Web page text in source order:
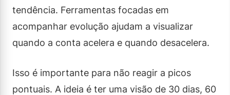
tendência. Ferramentas focadas em
acompanhar evolução ajudam a visualizar
quando a conta acelera e quando desacelera.
Isso é importante para não reagir a picos
pontuais. A ideia é ter uma visão de 30 dias, 60